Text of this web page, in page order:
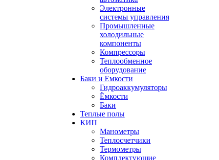
Электронные
системы управления
Промышленные
холодильные
компоненты
Компрессоры
Теплообменное
оборудование
Баки и Емкости
Гидроаккумуляторы
Ёмкости
Баки
Теплые полы
КИП
Манометры
Теплосчетчики
Термометры
Комплектующие